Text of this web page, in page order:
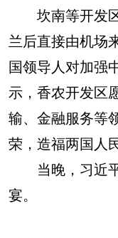
坎南等开发区
兰后直接由机场
国领导人对加强
示，香农开发区
输、金融服务等
荣，造福两国人民
当晚，习近平
宴。